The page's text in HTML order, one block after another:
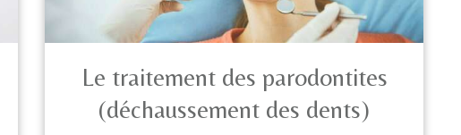
Le traitement des parodontites
(déchaussement des dents)